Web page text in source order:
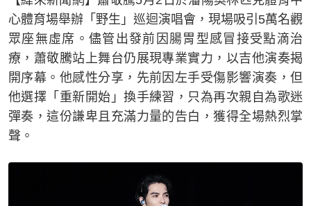
心體育場舉辦「野生」巡迴演唱會，現場吸引5萬名觀
眾座無虛席。儘管出發前因腸胃型感冒接受點滴治
療，蕭敬騰站上舞台仍展現專業實力，以吉他演奏揭
開序幕。他感性分享，先前因左手受傷影響演奏，但
他選擇「重新開始」換手練習，只為再次親自為歌迷
彈奏，這份謙卑且充滿力量的告白，獲得全場熱烈掌
聲。